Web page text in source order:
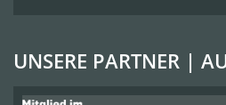
UNSERE PARTNER |